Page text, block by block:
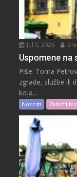
Jul 3, 2026
Uspomene na
Piše: Toma
zgrade, službe ili
koja...
Novosti